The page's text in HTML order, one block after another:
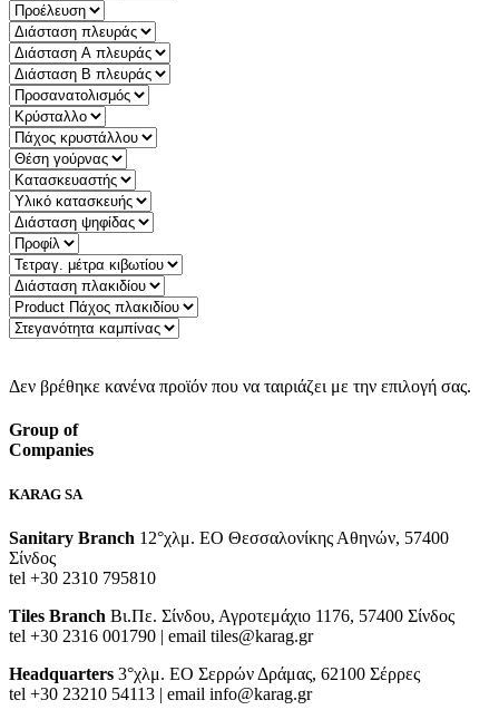
Δεν βρέθηκε κανένα προϊόν που να ταιριάζει με την επιλογή σας.
Group of
Companies
KARAG SA
Sanitary Branch 12°χλμ. ΕΟ Θεσσαλονίκης Αθηνών, 57400
Σίνδος
tel +30 2310 795810
Tiles Branch Βι.Πε. Σίνδου, Αγροτεμάχιο 1176, 57400 Σίνδος
tel +30 2316 001790 | email tiles@karag.gr
Headquarters 3°χλμ. ΕΟ Σερρών Δράμας, 62100 Σέρρες
tel +30 23210 54113 | email info@karag.gr